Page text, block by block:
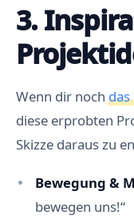
3.
Wenn dir noch das
diese erprobten
Skizze daraus zu
Bewegung &
bewegen uns!“